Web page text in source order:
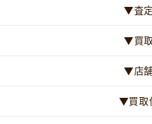
▼査
▼買
▼店
▼買取